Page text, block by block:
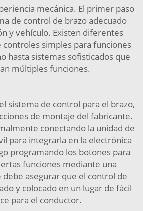
mecánica. El primer paso
de control de brazo adecuado
y vehículo. Existen diferentes
controles simples para funciones
hasta sistemas sofisticados que
múltiples funciones.
sistema de control para el brazo,
de montaje del fabricante.
conectando la unidad de
para integrarla en la electrónica
programando los botones para
funciones mediante una
debe asegurar que el control de
y colocado en un lugar de fácil
para el conductor.